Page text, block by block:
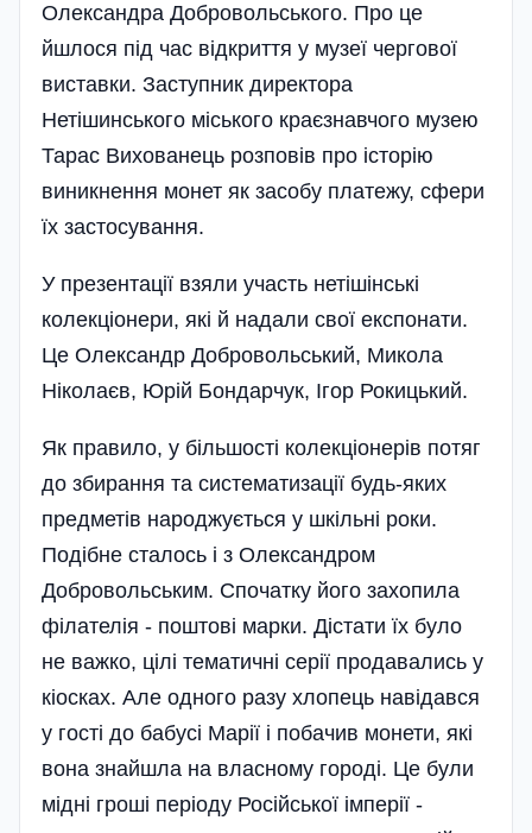
Олександра Добровольського. Про це
йшлося під час відкриття у музеї чергової
виставки. Заступник директора
Нетішинського міського краєзнавчого музею
Тарас Вихованець розповів про історію
виникнення монет як засобу платежу, сфери
їх застосування.
У презентації взяли участь нетішінські
колекціонери, які й надали свої експонати.
Це Олександр Добровольський, Микола
Ніколаєв, Юрій Бондарчук, Ігор Рокицький.
Як правило, у більшості колекціонерів потяг
до збирання та систематизації будь-яких
предметів народжується у шкільні роки.
Подібне сталось і з Олександром
Добровольським. Спочатку його захопила
філателія - поштові марки. Дістати їх було
не важко, цілі тематичні серії продавались у
кіосках. Але одного разу хлопець навідався
у гості до бабусі Марії і побачив монети, які
вона знайшла на власному городі. Це були
мідні гроші періоду Російської імперії -